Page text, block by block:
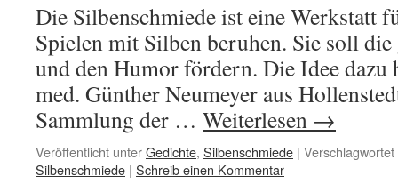
Die Silbenschmiede ist eine Werkstatt
Spielen mit Silben beruhen. Sie soll
und den Humor fördern. Die Idee dazu
med. Günther Neumeyer aus
Sammlung der … Weiterlesen →
Veröffentlicht unterGedichte, Silbenschmiede | Verschlagwortet
Silbenschmiede | Schreib einen Kommentar